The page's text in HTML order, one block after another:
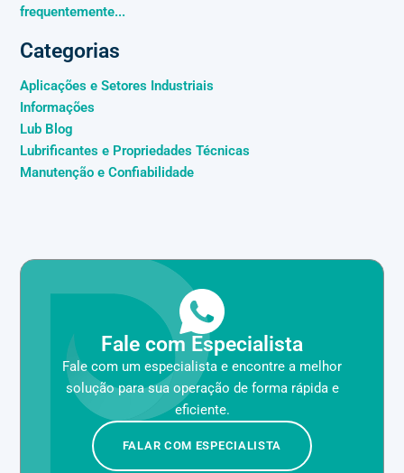
frequentemente...
Categorias
Aplicações e Setores Industriais
Informações
Lub Blog
Lubrificantes e Propriedades Técnicas
Manutenção e Confiabilidade
Fale com Especialista
Fale com um especialista e encontre a melhor
solução para sua operação de forma rápida e
eficiente.
FALAR COM ESPECIALISTA